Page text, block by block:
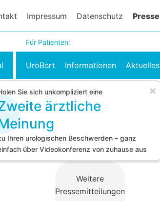
Impressum Datenschutz Presse
Für Patienten:
UroBert Informationen Aktuelles
Sie sich unkompliziert eine
ärztliche
Ihren urologischen Beschwerden – ganz
über Videokonferenz von zuhause aus
×
Weitere
Pressemitteilungen